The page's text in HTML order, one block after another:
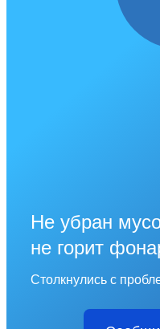
Не убран
не горит
Столкнулись с